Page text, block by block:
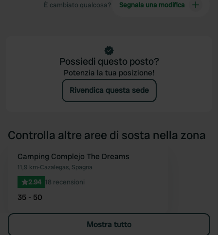
È cambiato qualcosa? Segnala una modifica
Possiedi questo posto?
Potenzia la tua posizione!
Rivendica questa sede
Controlla altre aree di sosta nella zona
Camping Complejo The Dreams
11,9 km•Cazalegas, Spagna
2.94 18 recensioni
35 - 50
Mostra tutto